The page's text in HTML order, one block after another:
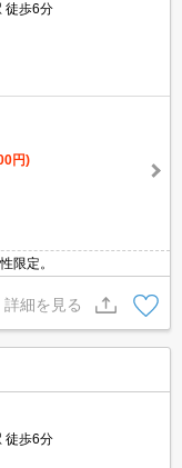
徒歩6分
円)
限定。
詳細を見る
徒歩6分